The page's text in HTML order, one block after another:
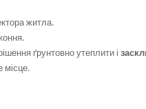
житла.
ґрунтовно утеплити і
місце.